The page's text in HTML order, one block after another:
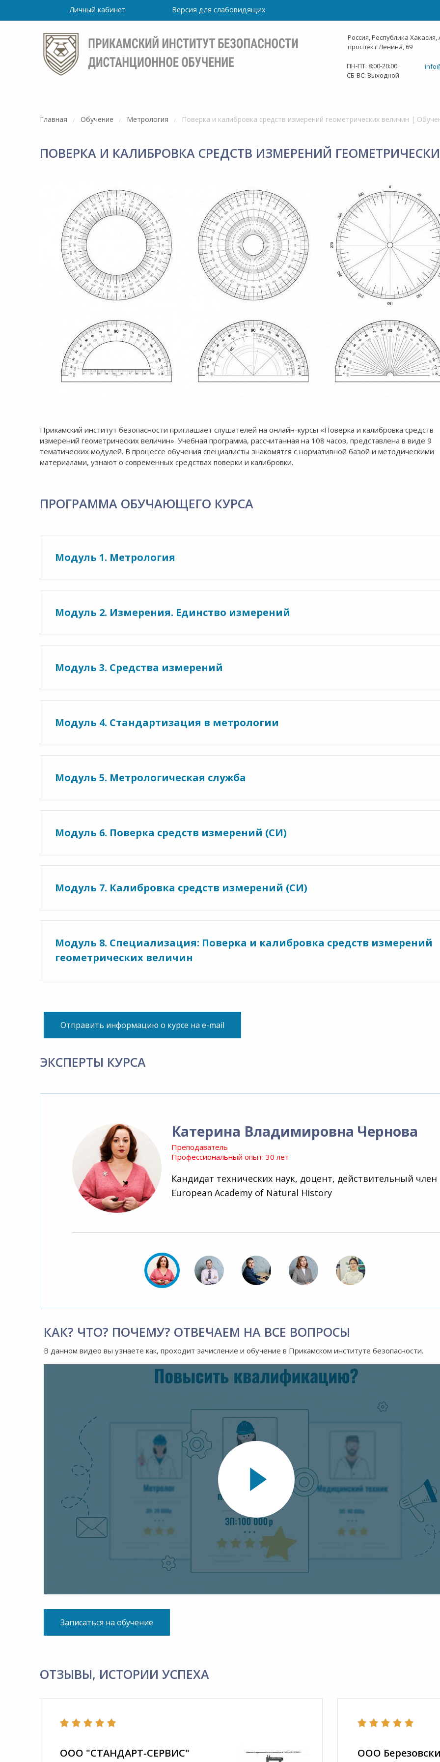
Личный кабинет Версия для слабовидящих
Россия, Республика Хакасия,
проспект Ленина, 69
ПН-ПТ: 8:00-20:00
СБ-ВС: Выходной
Главная Обучение Метрология Поверка и калибровка средств измерений геометрических величин |
ПОВЕРКА И КАЛИБРОВКА СРЕДСТВ ИЗМЕРЕНИЙ
Прикамский институт безопасности приглашает слушателей на онлайн-курсы «Поверка и калибровка средств
измерений геометрических величин». Учебная программа, рассчитанная на 108 часов, представлена в виде 9
тематических модулей. В процессе обучения специалисты знакомятся с нормативной базой и методическими
материалами, узнают о современных средствах поверки и калибровки.
ПРОГРАММА ОБУЧАЮЩЕГО КУРСА
Модуль 1. Метрология
Модуль 2. Измерения. Единство измерений
Модуль 3. Средства измерений
Модуль 4. Стандартизация в метрологии
Модуль 5. Метрологическая служба
Модуль 6. Поверка средств измерений (СИ)
Модуль 7. Калибровка средств измерений (СИ)
Модуль 8. Специализация: Поверка и калибровка средств измерений
геометрических величин
Отправить информацию о курсе на e-mail
ЭКСПЕРТЫ КУРСА
Катерина Владимировна Чернова
Преподаватель
Профессиональный опыт: 30 лет
Кандидат технических наук, доцент, действительный член
European Academy of Natural History
КАК? ЧТО? ПОЧЕМУ? ОТВЕЧАЕМ НА ВСЕ ВОПРОСЫ
В данном видео вы узнаете как, проходит зачисление и обучение в Прикамском институте безопасности.
Записаться на обучение
ОТЗЫВЫ, ИСТОРИИ УСПЕХА
ООО "СТАНДАРТ-СЕРВИС"
ООО